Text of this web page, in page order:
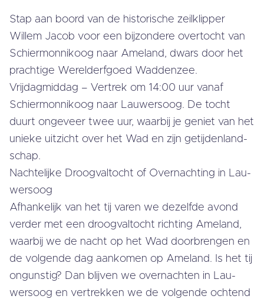
Stap aan boord van de his­to­ri­sche zeil­klip­per
Willem Jacob voor een bij­zon­de­re overtocht van
Schier­mon­nik­oog naar Ameland, dwars door het
prachtige We­rel­derf­goed Waddenzee.
Vrij­dag­mid­dag – Vertrek om 14:00 uur vanaf
Schier­mon­nik­oog naar Lau­wers­oog. De tocht
duurt ongeveer twee uur, waarbij je geniet van het
unieke uitzicht over het Wad en zijn ge­tij­den­land­
schap.
Nach­te­lij­ke Droog­val­tocht of Over­nach­ting in Lau­
wers­oog
Af­han­ke­lijk van het tij varen we dezelfde avond
verder met een droog­val­tocht richting Ameland,
waarbij we de nacht op het Wad door­bren­gen en
de volgende dag aankomen op Ameland. Is het tij
ongunstig? Dan blijven we over­nach­ten in Lau­
wers­oog en ver­trek­ken we de volgende ochtend